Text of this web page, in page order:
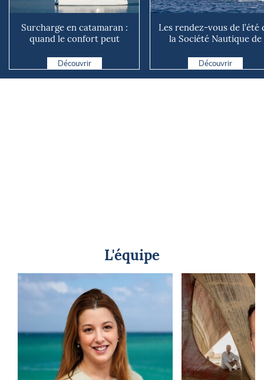
Surcharge en catamaran :
quand le confort peut
Découvrir
Les rendez-vous de l’été
la Société Nautique de
Découvrir
L'équipe